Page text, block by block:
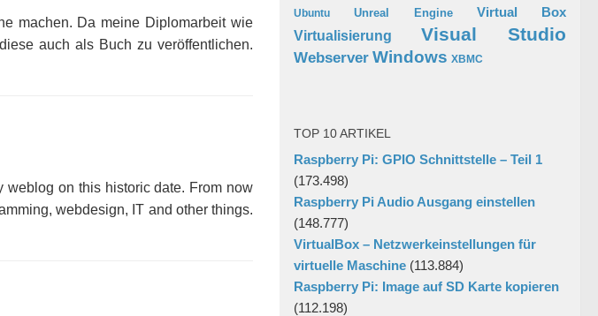
machen. Da meine Diplomarbeit wie
auch als Buch zu veröffentlichen.
weblog on this historic date. From now
webdesign, IT and other things.
Ubuntu Unreal Engine
Virtual Box
Virtualisierung
Visual Studio
Webserver Windows XBMC
TOP 10 ARTIKEL
Raspberry Pi: GPIO Schnittstelle – Teil 1
(173.498)
Raspberry Pi Audio Ausgang einstellen
(148.777)
VirtualBox – Netzwerkeinstellungen für
virtuelle Maschine (113.884)
Raspberry Pi: Image auf SD Karte kopieren
(112.198)